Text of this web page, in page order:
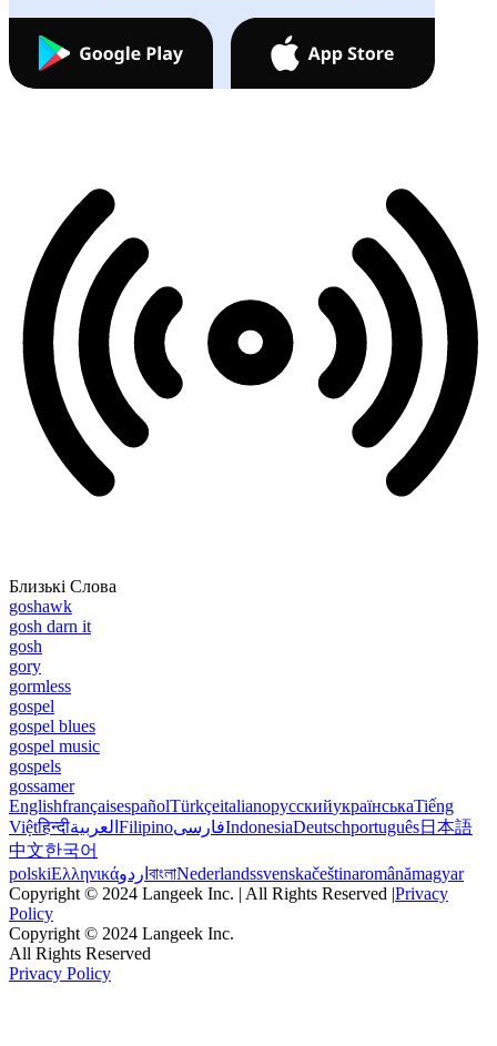
Близькі Слова
goshawk
gosh darn it
gosh
gory
gormless
gospel
gospel blues
gospel music
gospels
gossamer
EnglishfrançaisespañolTürkçeitalianoрусскийукраїнськаTiếng
Việtहिन्दीالعربية FilipinoفارسیIndonesiaDeutschportuguês日本語
中文한국어
polskiΕλληνικάاردو বাংলাNederlandssvenskačeštinaromânămagyar
Copyright © 2024 Langeek Inc. | All Rights Reserved |Privacy
Policy
Copyright © 2024 Langeek Inc.
All Rights Reserved
Privacy Policy